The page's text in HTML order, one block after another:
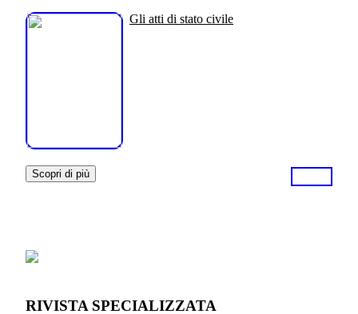
Gli atti di stato civile
Scopri di più
RIVISTA SPECIALIZZATA